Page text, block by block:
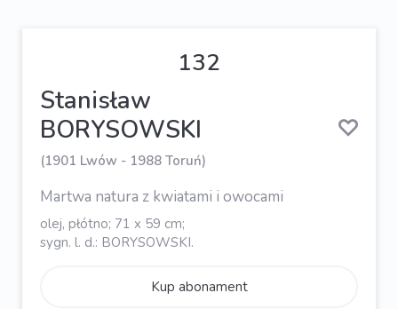
132
Stanisław
BORYSOWSKI
(1901 Lwów - 1988 Toruń)
Martwa natura z kwiatami i owocami
olej, płótno; 71 x 59 cm;
sygn. l. d.: BORYSOWSKI.
Kup abonament